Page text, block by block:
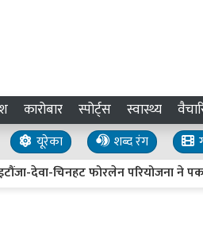
कारोबार स्पोर्ट्स स्वास्थ्य
यूरेका शब्द रंग
चिनहट फोरलेन परियोजना ने पकड़ी